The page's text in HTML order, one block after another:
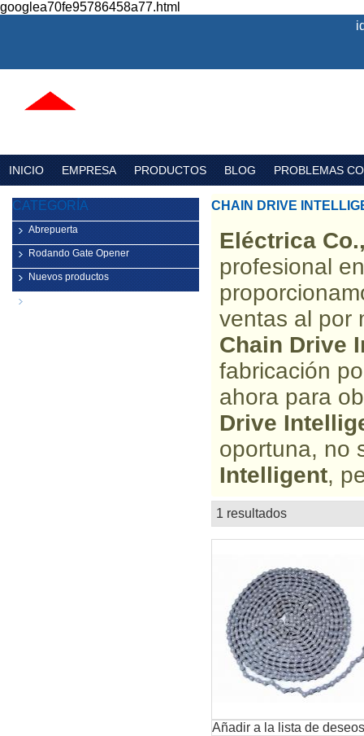
googlea70fe95786458a77.html
INICIO EMPRESA PRODUCTOS BLOG PROBLEMAS
CATEGORÍA
Abrepuerta
Rodando Gate Opener
Nuevos productos
CHAIN DRIVE
Eléctrica
profesional
ventas al por
Chain Drive
fabricación
ahora para
Drive
oportuna, no
Intelligent,
1 resultados
Añadir a la lista de deseos